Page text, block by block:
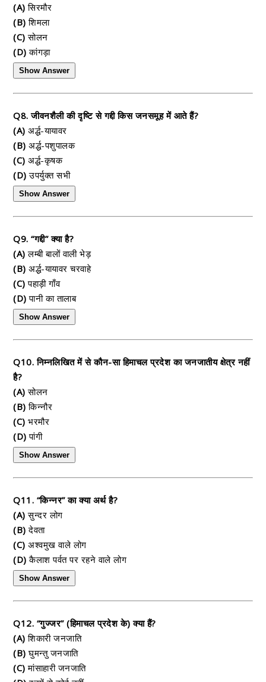
(A) सिरमौर
(B) शिमला
(C) सोलन
(D) कांगड़ा
Show Answer
Q8. जीवनशैली की दृष्टि से गद्दी किस जनसमूह में आते हैं?
(A) अर्द्ध-यायावर
(B) अर्द्ध-पशुपालक
(C) अर्द्ध-कृषक
(D) उपर्युक्त सभी
Show Answer
Q9. “गद्दी” क्या है?
(A) लम्बी बालों वाली भेड़
(B) अर्द्ध-यायावर चरवाहे
(C) पहाड़ी गाँव
(D) पानी का तालाब
Show Answer
Q10. निम्नलिखित में से कौन-सा हिमाचल प्रदेश का जनजातीय क्षेत्र नहीं
है?
(A) सोलन
(B) किन्नौर
(C) भरमौर
(D) पांगी
Show Answer
Q11. “किन्नर” का क्या अर्थ है?
(A) सुन्दर लोग
(B) देवता
(C) अश्वमुख वाले लोग
(D) कैलाश पर्वत पर रहने वाले लोग
Show Answer
Q12. “गुज्जर” (हिमाचल प्रदेश के) क्या हैं?
(A) शिकारी जनजाति
(B) घुमन्तु जनजाति
(C) मांसाहारी जनजाति